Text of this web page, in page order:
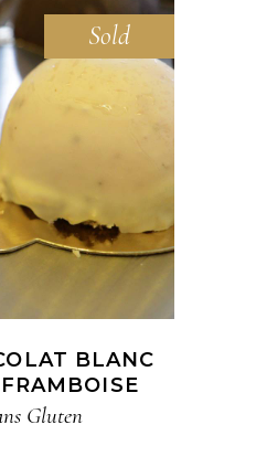
Sold
MORE
BLANC
Gluten​